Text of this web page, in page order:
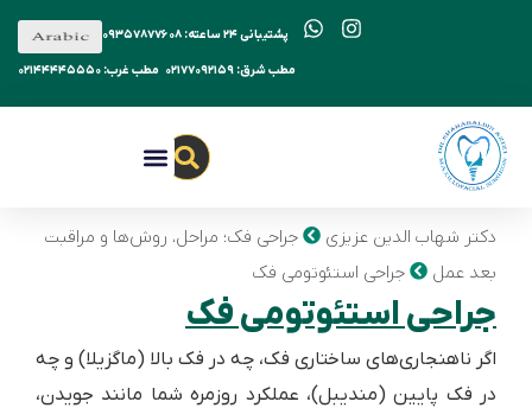
پشتیبانی ۲۴ ساعته: ۰۹۳۵۷۸۷۷۶۰۸
مطب غرب: ۰۲۱۴۴۴۴۵۵۵۰ مطب شرق: ۰۲۱۷۷۰۹۲۱۵۹
دکتر شهاب الدین عزیزی
جراحی فک؛ مراحل، روش‌ها و مراقبت
بعد عمل
جراحی استئوتومی فک
جراحی استئوتومی فک
اگر ناهنجاری‌های ساختاری فک، چه در فک بالا (ماگزیلا) و چه
در فک پایین (مندیبل)، عملکرد روزمره شما مانند جویدن،